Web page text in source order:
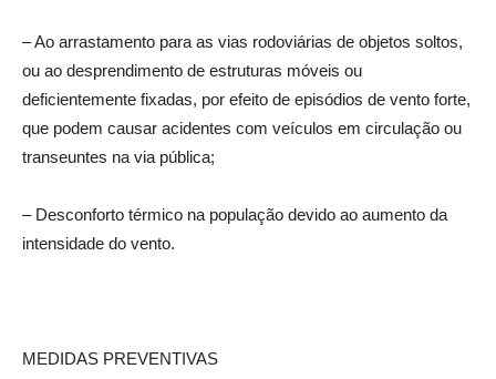
– Ao arrastamento para as vias rodoviárias de objetos soltos,
ou ao desprendimento de estruturas móveis ou
deficientemente fixadas, por efeito de episódios de vento forte,
que podem causar acidentes com veículos em circulação ou
transeuntes na via pública;
– Desconforto térmico na população devido ao aumento da
intensidade do vento.
MEDIDAS PREVENTIVAS